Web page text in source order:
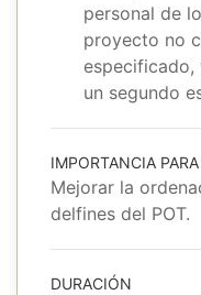
personal de
proyecto no
un segundo
IMPORTANCIA
Mejorar la
delfines del POT.
DURACIÓN